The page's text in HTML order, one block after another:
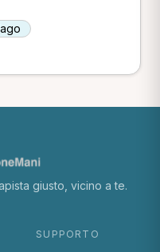
giusto, vicino a te.
SUPPORTO